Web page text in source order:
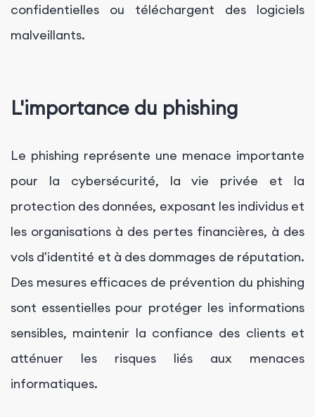
confidentielles ou téléchargent des logiciels
malveillants.
L'importance du phishing
Le phishing représente une menace importante
pour la cybersécurité, la vie privée et la
protection des données, exposant les individus et
les organisations à des pertes financières, à des
vols d'identité et à des dommages de réputation.
Des mesures efficaces de prévention du phishing
sont essentielles pour protéger les informations
sensibles, maintenir la confiance des clients et
atténuer les risques liés aux menaces
informatiques.